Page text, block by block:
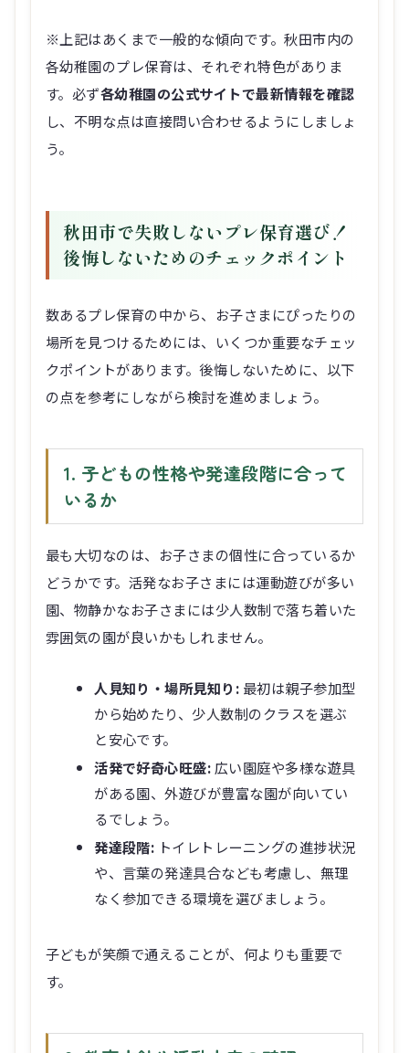
※上記はあくまで一般的な傾向です。秋田市内の
各幼稚園のプレ保育は、それぞれ特色がありま
す。必ず各幼稚園の公式サイトで最新情報を確認
し、不明な点は直接問い合わせるようにしましょ
う。
秋田市で失敗しないプレ保育選び！
後悔しないためのチェックポイント
数あるプレ保育の中から、お子さまにぴったりの
場所を見つけるためには、いくつか重要なチェッ
クポイントがあります。後悔しないために、以下
の点を参考にしながら検討を進めましょう。
1. 子どもの性格や発達段階に合って
いるか
最も大切なのは、お子さまの個性に合っているか
どうかです。活発なお子さまには運動遊びが多い
園、物静かなお子さまには少人数制で落ち着いた
雰囲気の園が良いかもしれません。
人見知り・場所見知り: 最初は親子参加型
から始めたり、少人数制のクラスを選ぶ
と安心です。
活発で好奇心旺盛: 広い園庭や多様な遊具
がある園、外遊びが豊富な園が向いてい
るでしょう。
発達段階: トイレトレーニングの進捗状況
や、言葉の発達具合なども考慮し、無理
なく参加できる環境を選びましょう。
子どもが笑顔で通えることが、何よりも重要で
す。